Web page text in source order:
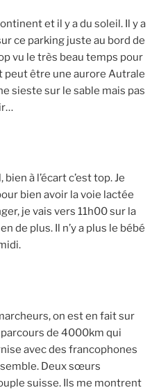
et il y a du soleil. Il y a
ce parking juste au bord de
vu le très beau temps pour
être une aurore Autrale
sieste sur le sable mais pas
à l’écart c’est top. Je
bien avoir la voie lactée
je vais vers 11h00 sur la
de plus. Il n’y a plus le bébé
on est en fait sur
de 4000km qui
avec des francophones
Deux sœurs
suisse. Ils me montrent